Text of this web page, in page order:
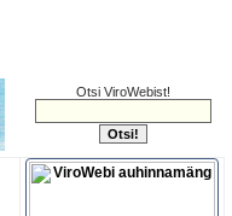
Otsi ViroWebist!